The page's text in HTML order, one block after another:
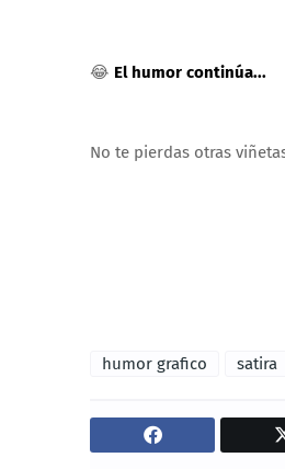
😂 El humor continúa...
No te pierdas otras
humor grafico satira